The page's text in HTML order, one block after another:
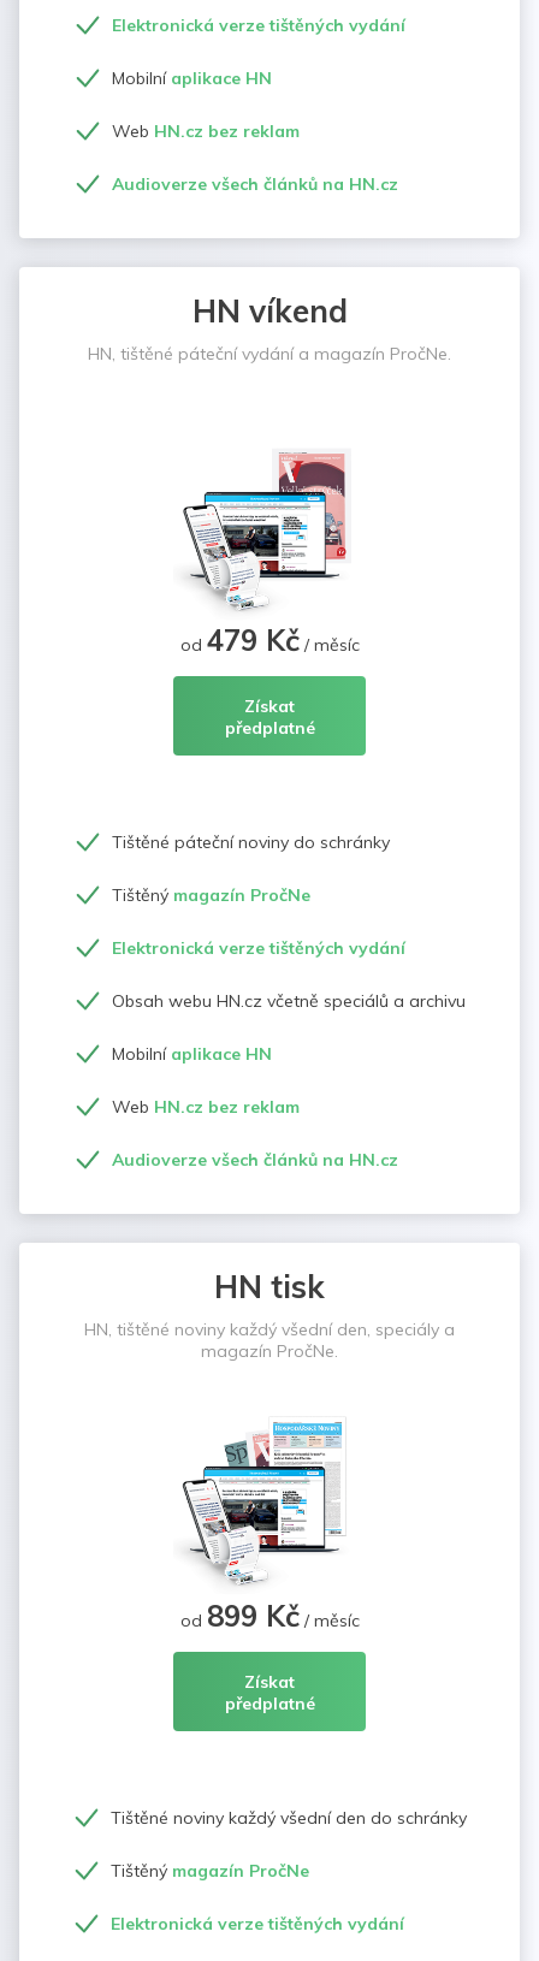
Elektronická verze tištěných vydání
Mobilní aplikace HN
Web HN.cz bez reklam
Audioverze všech článků na HN.cz
HN víkend
HN, tištěné páteční vydání a magazín PročNe.
od 479 Kč/ měsíc
Získat
předplatné
Tištěné páteční noviny do schránky
Tištěný magazín PročNe
Elektronická verze tištěných vydání
Obsah webu HN.cz včetně speciálů a archivu
Mobilní aplikace HN
Web HN.cz bez reklam
Audioverze všech článků na HN.cz
HN tisk
HN, tištěné noviny každý všední den, speciály a
magazín PročNe.
od 899 Kč/ měsíc
Získat
předplatné
Tištěné noviny každý všední den do schránky
Tištěný magazín PročNe
Elektronická verze tištěných vydání